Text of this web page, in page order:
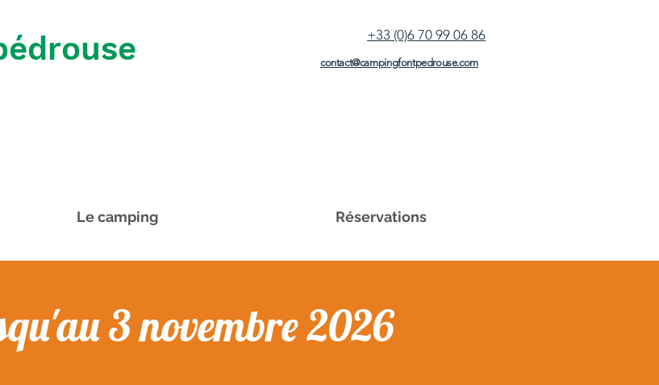
+33 (0)6 70 99 06 86
contact@campingfontpedrouse.com
Le camping Réservations
3 novembre 2026